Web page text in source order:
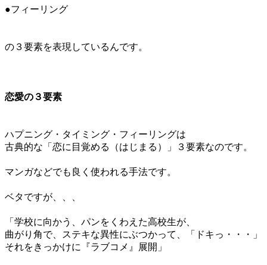
●フィーリング
の３要素を表現しているんです。
恋愛の３要素
ハプニング・タイミング・フィーリングは
古典的な「恋に目覚める（はじまる）」３要素なのです。
マンガなどでも良く使われる手法です。
ベタですが、、、
「学校に向かう、パンをくわえた高校生が、
曲がり角で、ステキな異性にぶつかって、「ドキっ・・・」
それをきっかけに『ラブコメ』展開」